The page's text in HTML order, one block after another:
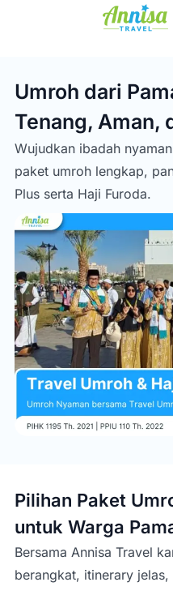
Umroh dari
Tenang, Aman,
Wujudkan ibadah
paket umroh lengkap,
Plus serta Haji Furoda.
Pilihan Paket
untuk Warga
Bersama Annisa Travel
berangkat, itinerary